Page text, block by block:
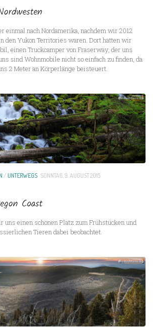
einmal nach Nordamerika, nachdem wir 2012
den Yukon Territories waren. Dort hatten wir
einen Truckcamper von Fraserway, der uns
sind Wohnmobile nicht so einfach zu finden, da
2 Meter an Körperlänge beisteuert.
/UNTERWEGS SONNTAG, 9. AUGUST 2015
Coast
uns einen schönen Platz zum Frühstücken und
Tieren dabei beobachtet.